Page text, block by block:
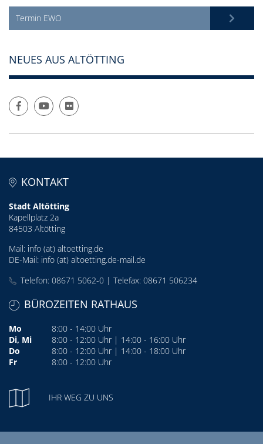
Termin EWO
NEUES AUS ALTÖTTING
KONTAKT
Stadt Altötting
Kapellplatz 2a
84503 Altötting
Mail: info (at) altoetting.de
DE-Mail: info (at) altoetting.de-mail.de
Telefon: 08671 5062-0 | Telefax: 08671 506234
BÜROZEITEN RATHAUS
Mo
8:00 - 14:00 Uhr
Di, Mi
8:00 - 12:00 Uhr | 14:00 - 16:00 Uhr
Do
8:00 - 12:00 Uhr | 14:00 - 18:00 Uhr
Fr
8:00 - 12:00 Uhr
IHR WEG ZU UNS